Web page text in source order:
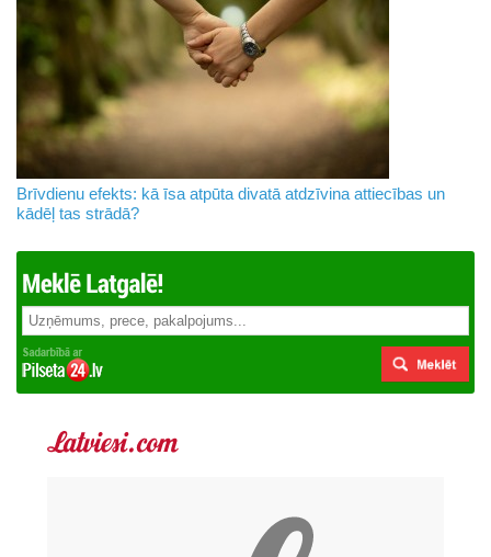
Brīvdienu efekts: kā īsa atpūta divatā atdzīvina attiecības un
kādēļ tas strādā?